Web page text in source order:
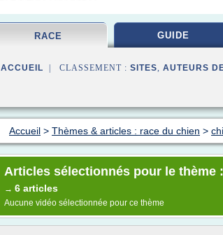
RACE GUIDE
ACCUEIL | CLASSEMENT : SITES, AUTEURS
Accueil > Thèmes & articles : race du chien >
Articles sélectionnés pour le thème
→ 6 articles
Aucune vidéo sélectionnée pour ce thème